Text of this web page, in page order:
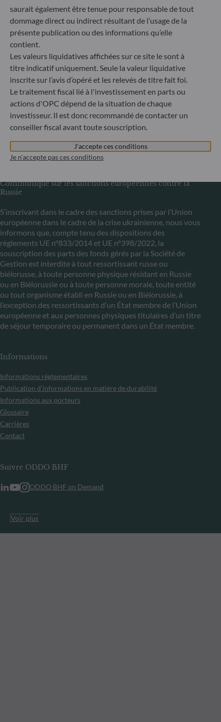
Enregistrement commercial : HRB 11971 tribunal local de
Düsseldorf
ODDO BHF Asset Management LUX
6, rue Gabriel Lippmann
L-5365 Munsbach
Luxembourg
Enregistré au registre du commerce et des sociétés de
Luxembourg sous le numéro B 29891 Agréé et supervisé
par la commission de Surveillance du Secteur Financier
(CSSF)
Communiqué sur les sanctions européennes contre la
Russie
S’inscrivant dans le cadre des sanctions prises par l’Union
européenne dans le cadre de la crise ukrainienne, nous vous
informons que, compte tenu des dispositions des
règlements UE n°833/2014 et UE n°398/2022, la
souscription des parts des fonds gérés par la Société de
Gestion est interdite à tout ressortissant russe ou
biélorusse, à toute personne physique résidant en Russie
ou en Biélorussie ou à toute personne morale, toute entité
ou tout organisme établi en Russie ou en Biélorussie, à
l’exception des ressortissants d’un État membre de l’Union
européenne et aux personnes physiques titulaires d’un titre
de séjour temporaire ou permanent dans un État membre.
Informations
Informations réglementaires
Publication d’informations en matière de durabilité
Informations aux porteurs
Glossaire
Carrières
Contact
Suivre ODDO BHF
ODDO BHF on Demand
Voir plus
saurait également être tenue pour responsable de tout
dommage direct ou indirect résultant de l’usage de la
présente publication ou des informations qu’elle
contient.
Les valeurs liquidatives affichées sur ce site le sont à
titre indicatif uniquement. Seule la valeur liquidative
inscrite sur l’avis d’opéré et les relevés de titre fait foi.
Le traitement fiscal lié à l'investissement en parts ou
actions d'OPC dépend de la situation de chaque
investisseur. Il est donc recommandé de contacter un
conseiller fiscal avant toute souscription.
J'accepte ces conditions
Je n'accepte pas ces conditions